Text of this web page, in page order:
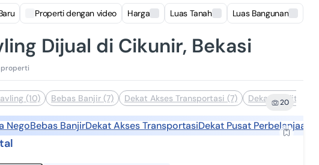
Properti dengan video Harga Luas Tanah Luas Bangunan
Dijual di Cikunir, Bekasi
properti
(10) Bebas Banjir (7) Dekat Akses Transportasi (7) Dekat Fasilitas
20
NegoBebas BanjirDekat Akses TransportasiDekat Pusat Perbelanjaan